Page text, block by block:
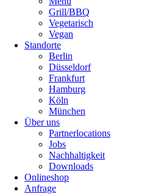
Grill/BBQ
Vegetarisch
Vegan
Standorte
Berlin
Düsseldorf
Frankfurt
Hamburg
Köln
München
Über uns
Partnerlocations
Jobs
Nachhaltigkeit
Downloads
Onlineshop
Anfrage